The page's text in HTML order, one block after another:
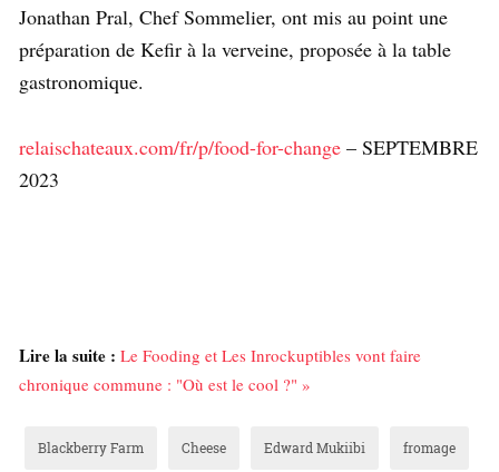
Jonathan Pral, Chef Sommelier, ont mis au point une
préparation de Kefir à la verveine, proposée à la table
gastronomique.
relaischateaux.com/fr/p/food-for-change – SEPTEMBRE
2023
Lire la suite : Le Fooding et Les Inrockuptibles vont faire
chronique commune : "Où est le cool ?" »
Blackberry Farm Cheese Edward Mukiibi fromage